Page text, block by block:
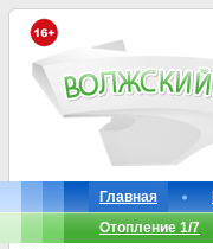
Главная
Отопление 1/7